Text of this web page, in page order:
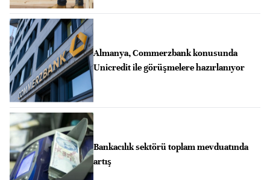
Almanya, Commerzbank konusunda
Unicredit ile görüşmelere hazırlanıyor
Bankacılık sektörü toplam mevduatında
artış